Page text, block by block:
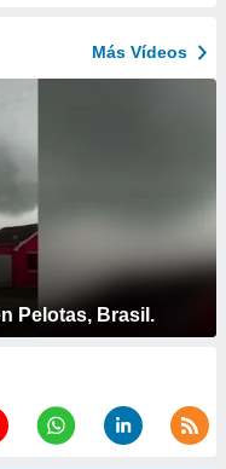
Más Vídeos
Pelotas, Brasil.